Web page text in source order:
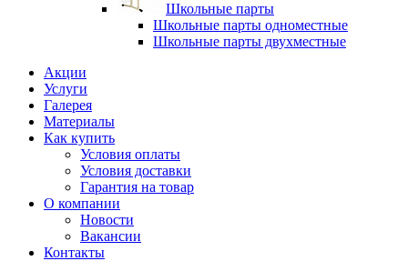
Школьные парты
Школьные парты одноместные
Школьные парты двухместные
Акции
Услуги
Галерея
Материалы
Как купить
Условия оплаты
Условия доставки
Гарантия на товар
О компании
Новости
Вакансии
Контакты